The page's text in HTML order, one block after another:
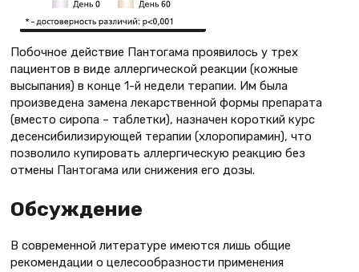
Побочное действие Пантогама проявилось у трех
пациентов в виде аллергической реакции (кожные
высыпания) в конце 1-й недели терапии. Им была
произведена замена лекарственной формы препарата
(вместо сиропа – таблетки), назначен короткий курс
десенсибилизирующей терапии (хлоропирамин), что
позволило купировать аллергическую реакцию без
отмены Пантогама или снижения его дозы.
Обсуждение
В современной литературе имеются лишь общие
рекомендации о целесообразности применения